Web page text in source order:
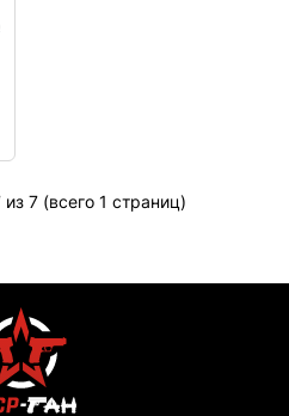
7 (всего 1 страниц)